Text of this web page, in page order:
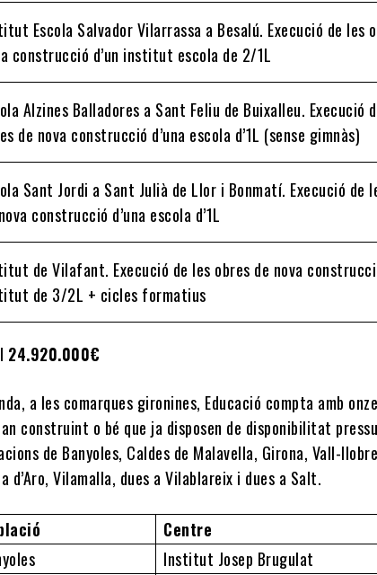
Escola Salvador Vilarrassa a Besalú. Execució de les
construcció d’un institut escola de 2/1L
Alzines Balladores a Sant Feliu de Buixalleu. Execució
de nova construcció d’una escola d’1L (sense gimnàs)
Sant Jordi a Sant Julià de Llor i Bonmatí. Execució de
construcció d’una escola d’1L
de Vilafant. Execució de les obres de nova
de 3/2L + cicles formatius
24.920.000€
a les comarques gironines, Educació compta amb
construint o bé que ja disposen de disponibilitat
de Banyoles, Caldes de Malavella, Girona, Vall-
d’Aro, Vilamalla, dues a Vilablareix i dues a Salt.
Centre
Institut Josep Brugulat